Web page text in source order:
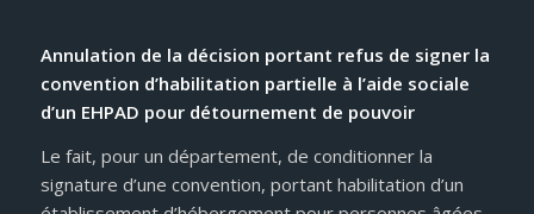
Annulation de la décision portant refus de signer la
convention d’habilitation partielle à l’aide sociale
d’un EHPAD pour détournement de pouvoir
Le fait, pour un département, de conditionner la
signature d’une convention, portant habilitation d’un